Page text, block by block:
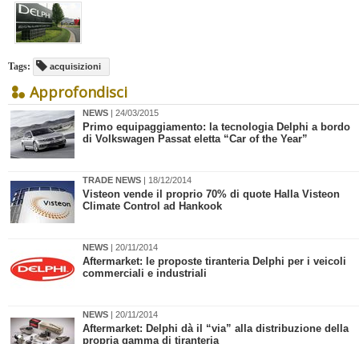
Tags: acquisizioni
Approfondisci
NEWS | 24/03/2015
Primo equipaggiamento: la tecnologia Delphi a bordo
di Volkswagen Passat eletta “Car of the Year”
TRADE NEWS | 18/12/2014
Visteon vende il proprio 70% di quote Halla Visteon
Climate Control ad Hankook
NEWS | 20/11/2014
Aftermarket: le proposte tiranteria Delphi per i veicoli
commerciali e industriali
NEWS | 20/11/2014
Aftermarket: Delphi dà il “via” alla distribuzione della
propria gamma di tiranteria